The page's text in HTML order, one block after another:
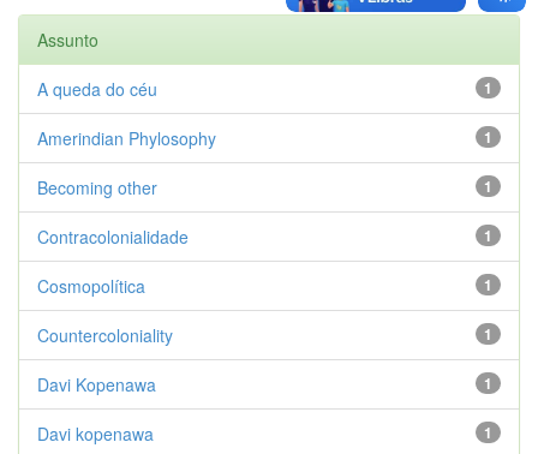
Assunto
1
A queda do céu
1
Amerindian Phylosophy
1
Becoming other
1
Contracolonialidade
1
Cosmopolítica
1
Countercoloniality
1
Davi Kopenawa
1
Davi kopenawa